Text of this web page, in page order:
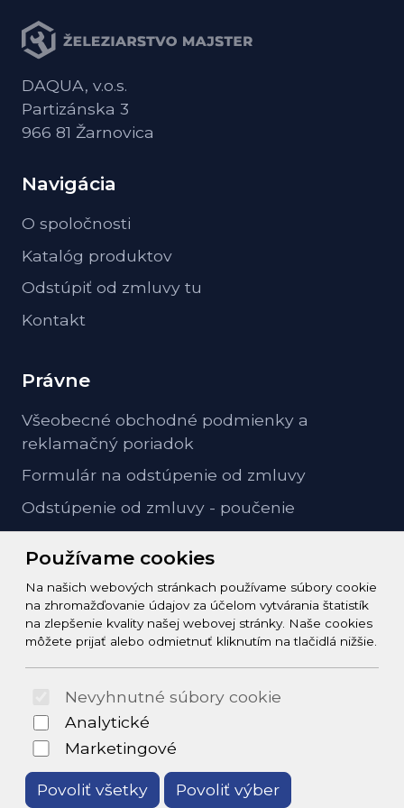
Používame cookies
Na našich webových stránkach používame súbory cookie
na zhromažďovanie údajov za účelom vytvárania štatistík
na zlepšenie kvality našej webovej stránky. Naše cookies
môžete prijať alebo odmietnuť kliknutím na tlačidlá nižšie.
Nevyhnutné súbory cookie
Analytické
Marketingové
Povoliť všetky Povoliť výber
DAQUA, v.o.s.
Partizánska 3
966 81 Žarnovica
Navigácia
O spoločnosti
Katalóg produktov
Odstúpiť od zmluvy tu
Kontakt
Právne
Všeobecné obchodné podmienky a
reklamačný poriadok
Formulár na odstúpenie od zmluvy
Odstúpenie od zmluvy - poučenie
Kontakt
info@zeleziarstvo-majster.sk
+421456812908
© 2026 Arrabella s.r.o., mayabella s.r.o., Všetky práva